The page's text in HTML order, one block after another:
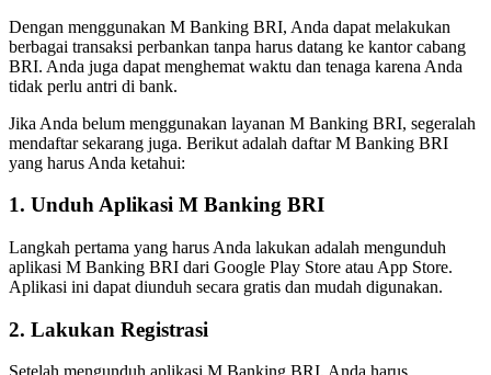
Dengan menggunakan M Banking BRI, Anda dapat melakukan
berbagai transaksi perbankan tanpa harus datang ke kantor cabang
BRI. Anda juga dapat menghemat waktu dan tenaga karena Anda
tidak perlu antri di bank.
Jika Anda belum menggunakan layanan M Banking BRI, segeralah
mendaftar sekarang juga. Berikut adalah daftar M Banking BRI
yang harus Anda ketahui:
1. Unduh Aplikasi M Banking BRI
Langkah pertama yang harus Anda lakukan adalah mengunduh
aplikasi M Banking BRI dari Google Play Store atau App Store.
Aplikasi ini dapat diunduh secara gratis dan mudah digunakan.
2. Lakukan Registrasi